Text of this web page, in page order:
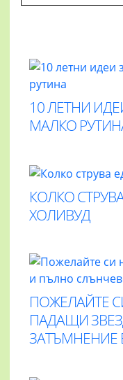
10 ЛЕТНИ
МАЛКО
КОЛКО
ХОЛИВУД
ПОЖЕЛАЙТЕ
ПАДАЩИ
ЗАТЪМНЕНИЕ